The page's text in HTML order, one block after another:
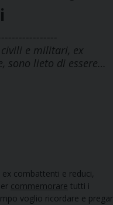
civili e militari, ex
sono lieto di essere…
combattenti e reduci,
commemorare tutti i
voglio ricordare e